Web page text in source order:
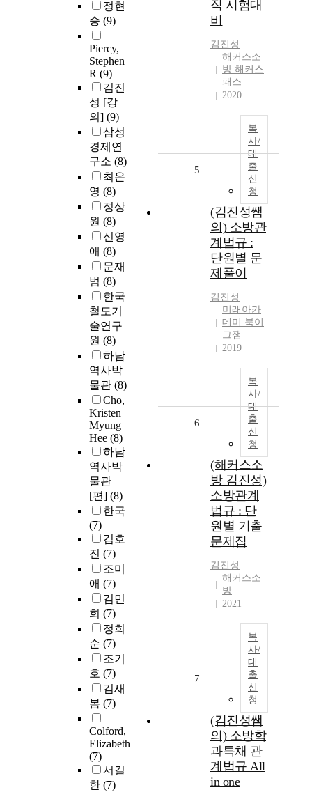
정현
승 (9)
Piercy,
Stephen
R (9)
김진
성 [강
의] (9)
삼성
경제연
구소 (8)
최은
영 (8)
정상
원 (8)
신영
애 (8)
문재
범 (8)
한국
철도기
술연구
원 (8)
하남
역사박
물관 (8)
Cho,
Kristen
Myung
Hee (8)
하남
역사박
물관
[편] (8)
한국
(7)
김호
진 (7)
조미
애 (7)
김민
희 (7)
정희
순 (7)
조기
호 (7)
김새
봄 (7)
Colford,
Elizabeth
(7)
서길
한 (7)
직 시험대
비
김진성
해커스소
방 해커스
패스
2020
복
사/
대
출
신
청
5
(김진성쌤
의) 소방관
계법규 :
단원별 문
제풀이
김진성
미래아카
데미 북이
그잼
2019
복
사/
대
출
신
청
6
(해커스소
방 김진성)
소방관계
법규 : 단
원별 기출
문제집
김진성
해커스소
방
2021
복
사/
대
출
신
청
7
(김진성쌤
의) 소방학
과특채 관
계법규 All
in one